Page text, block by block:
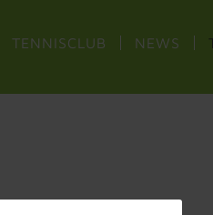
TENNISCLUB NEWS